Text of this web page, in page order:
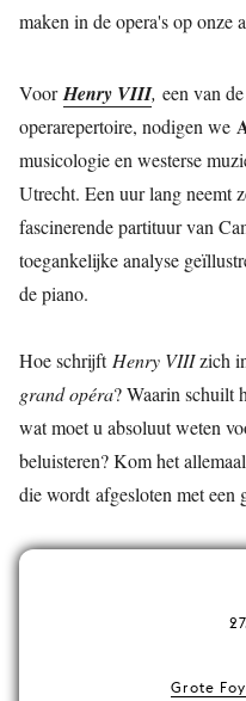
maken in de opera's op onze
VoorHenry VIII, een van
operarepertoire, nodigen we
musicologie en westerse
Utrecht. Een uur lang neemt
fascinerende partituur van
toegankelijke analyse
de piano.
Hoe schrijft Henry VIIIzich
grand opéra? Waarin schuilt
wat moet u absoluut weten
beluisteren? Kom het
die wordt afgesloten met een
Grote